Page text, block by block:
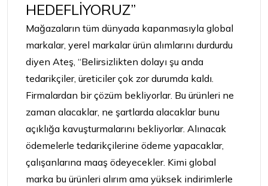
HEDEFLİYORUZ”
Mağazaların tüm dünyada kapanmasıyla global
markalar, yerel markalar ürün alımlarını durdurdu
diyen Ateş, “Belirsizlikten dolayı şu anda
tedarikçiler, üreticiler çok zor durumda kaldı.
Firmalardan bir çözüm bekliyorlar. Bu ürünleri ne
zaman alacaklar, ne şartlarda alacaklar bunu
açıklığa kavuşturmalarını bekliyorlar. Alınacak
ödemelerle tedarikçilerine ödeme yapacaklar,
çalışanlarına maaş ödeyecekler. Kimi global
marka bu ürünleri alırım ama yüksek indirimlerle